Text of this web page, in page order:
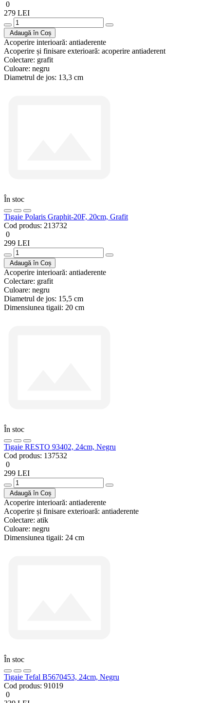
0
279 LEI
Adaugă în Coș
Acoperire interioară: antiaderente
Acoperire și finisare exterioară: acoperire antiaderent
Colectare: grafit
Culoare: negru
Diametrul de jos: 13,3 cm
În stoc
Tigaie Polaris Graphit-20F, 20cm, Grafit
Cod produs: 213732
0
299 LEI
Adaugă în Coș
Acoperire interioară: antiaderente
Colectare: grafit
Culoare: negru
Diametrul de jos: 15,5 cm
Dimensiunea tigaii: 20 cm
În stoc
Tigaie RESTO 93402, 24cm, Negru
Cod produs: 137532
0
299 LEI
Adaugă în Coș
Acoperire interioară: antiaderente
Acoperire și finisare exterioară: antiaderente
Colectare: atik
Culoare: negru
Dimensiunea tigaii: 24 cm
În stoc
Tigaie Tefal B5670453, 24cm, Negru
Cod produs: 91019
0